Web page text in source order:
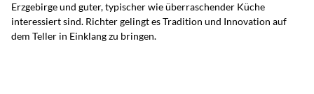
Erzgebirge und guter, typischer wie überraschender Küche
interessiert sind. Richter gelingt es Tradition und Innovation auf
dem Teller in Einklang zu bringen.